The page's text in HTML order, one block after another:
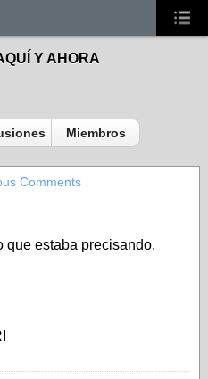
Y AHORA
Miembros
Comments
que estaba precisando.